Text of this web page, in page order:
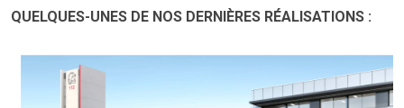
QUELQUES-UNES DE NOS DERNIÈRES RÉALISATIONS :